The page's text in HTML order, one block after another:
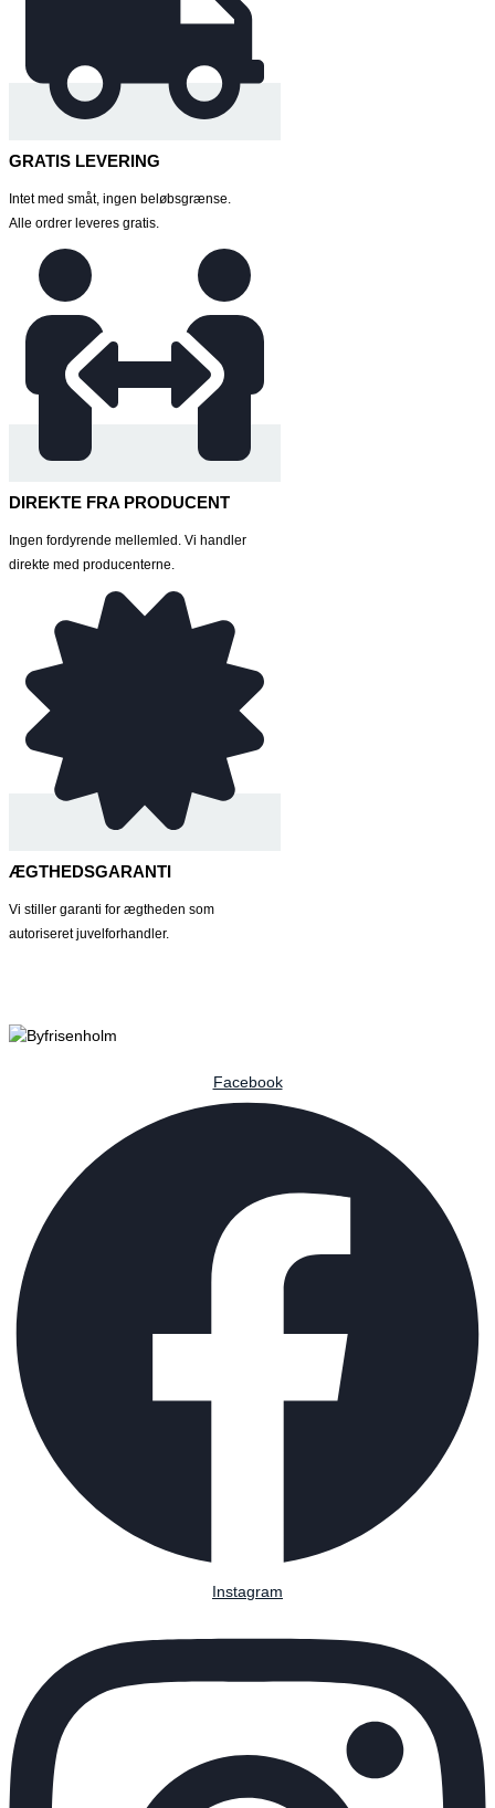
GRATIS LEVERING
Intet med småt, ingen beløbsgrænse.
Alle ordrer leveres gratis.
DIREKTE FRA PRODUCENT
Ingen fordyrende mellemled. Vi handler
direkte med producenterne.
ÆGTHEDSGARANTI
Vi stiller garanti for ægtheden som
autoriseret juvelforhandler.
Facebook
Instagram